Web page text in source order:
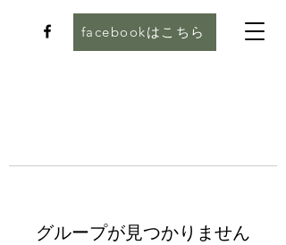
facebookはこちら
グループが見つかりません